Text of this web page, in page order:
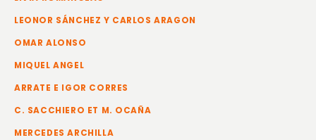
LEONOR SÁNCHEZ Y CARLOS ARAGON
OMAR ALONSO
MIQUEL ANGEL
ARRATE E IGOR CORRES
C. SACCHIERO ET M. OCAÑA
MERCEDES ARCHILLA